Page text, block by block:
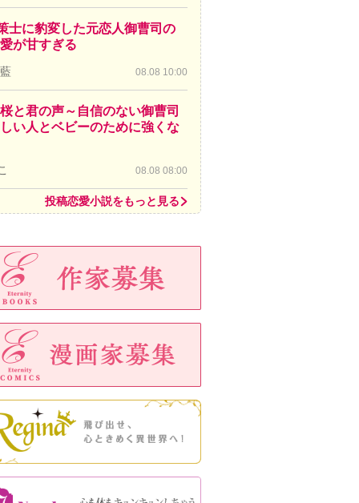
士に豹変した元恋人御曹司の
が甘すぎる
08.08 10:00
と君の声～自信のない御曹司
い人とベビーのために強くな
08.08 08:00
投稿恋愛小説をもっと見る